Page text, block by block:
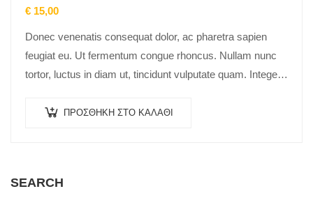
€ 15,00
Donec venenatis consequat dolor, ac pharetra sapien
feugiat eu. Ut fermentum congue rhoncus. Nullam nunc
tortor, luctus in diam ut, tincidunt vulputate quam. Integer
ΠΡΟΣΘΉΚΗ ΣΤΟ ΚΑΛΆΘΙ
SEARCH